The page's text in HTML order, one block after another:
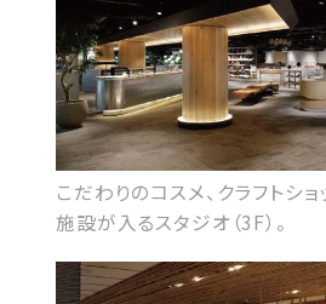
こだわりのコスメ、クラフトシ
施設が入るスタジオ（3F）。